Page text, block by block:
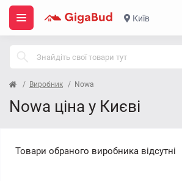
Київ
Виробник Nowa
Nowa ціна у Києві
Товари обраного виробника відсутні